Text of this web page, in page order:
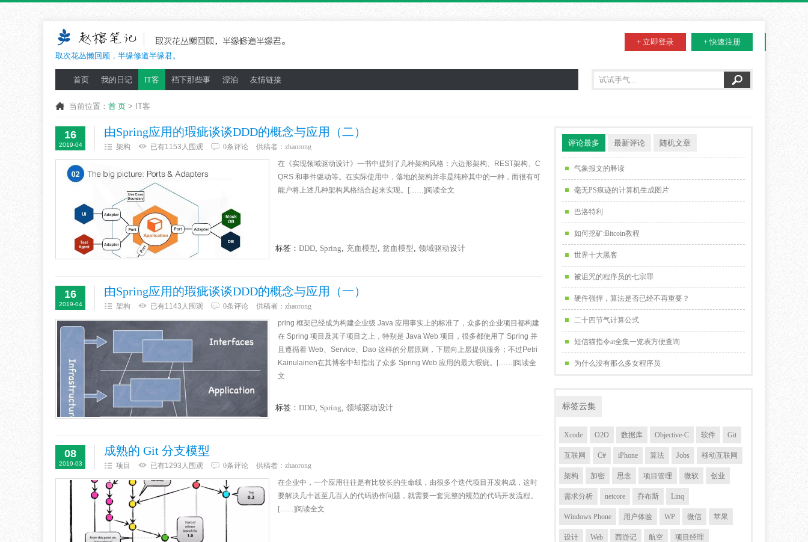
取次花丛懒回顾，半缘修道半缘君。
+ 立即登录 + 快速注册
首页 我的日记 IT客 裆下那些事 漂泊 友情链接
当前位置： 首 页 > IT客
16
2019-04
由Spring应用的瑕疵谈谈DDD的概念与应用（二）
架构 已有1153人围观 0条评论 供稿者： zhaorong
在《实现领域驱动设计》一书中提到了几种架构风格：六边形架构、REST架构、C
QRS 和事件驱动等。在实际使用中，落地的架构并非是纯粹其中的一种，而很有可
能户将上述几种架构风格结合起来实现。[……]阅读全文
标签： DDD, Spring, 充血模型, 贫血模型, 领域驱动设计
16
2019-04
由Spring应用的瑕疵谈谈DDD的概念与应用（一）
架构 已有1143人围观 0条评论 供稿者： zhaorong
pring 框架已经成为构建企业级 Java 应用事实上的标准了，众多的企业项目都构建
在 Spring 项目及其子项目之上，特别是 Java Web 项目，很多都使用了 Spring 并
且遵循着 Web、Service、Dao 这样的分层原则，下层向上层提供服务；不过Petri
Kainulainen在其博客中却指出了众多 Spring Web 应用的最大瑕疵。[……]阅读全
文
标签： DDD, Spring, 领域驱动设计
08
2019-03
成熟的 Git 分支模型
项目 已有1293人围观 0条评论 供稿者： zhaorong
在企业中，一个应用往往是有比较长的生命线，由很多个迭代项目开发构成，这时
要解决几十甚至几百人的代码协作问题，就需要一套完整的规范的代码开发流程。
[……]阅读全文
评论最多 最新评论 随机文章
气象报文的释读
毫无PS痕迹的计算机生成图片
巴洛特利
如何挖矿:Bitcoin教程
世界十大黑客
被诅咒的程序员的七宗罪
硬件强悍，算法是否已经不再重要？
二十四节气计算公式
短信猫指令at全集一览表方便查询
为什么没有那么多女程序员
标签云集
Xcode O2O 数据库 Objective-C 软件 Git
互联网 C# iPhone 算法 Jobs 移动互联网
架构 加密 思念 项目管理 微软 创业
需求分析 netcore 乔布斯 Linq
Windows Phone 用户体验 WP 微信 苹果
设计 Web 西游记 航空 项目经理